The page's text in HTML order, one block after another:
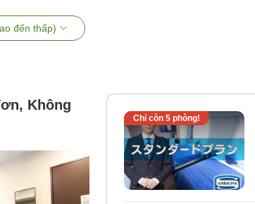
đến thấp)
Không
Chỉ còn 5phòng!